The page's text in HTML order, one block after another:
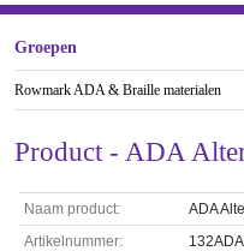
Groepen
Rowmark ADA & Braille materialen
Product - ADA
Naam product:
ADA
Artikelnummer: